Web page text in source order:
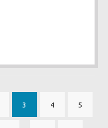
Page
courante
3 Page
4 Page
5